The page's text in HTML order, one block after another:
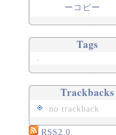
ーコピー
Tags
Trackbacks
no trackback
RSS2.0